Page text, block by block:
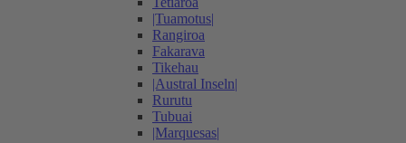
|Tuamotus|
Rangiroa
Fakarava
Tikehau
|Austral Inseln|
Rurutu
Tubuai
|Marquesas|